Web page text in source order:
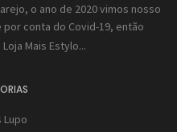
o ano de 2020 vimos nosso
conta do Covid-19, então
Loja Mais Estylo...
Lupo